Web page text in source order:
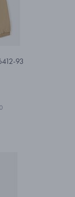
93